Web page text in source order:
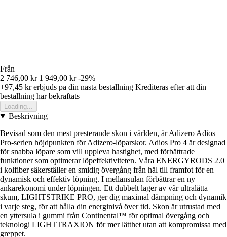
Från
2 746,00 kr 1 949,00 kr -29%
+97,45 krerbjuds pa din nasta bestallning Krediteras efter att din
bestallning har bekraftats
Loading...
Beskrivning
Bevisad som den mest presterande skon i världen, är Adizero Adios
Pro-serien höjdpunkten för Adizero-löparskor. Adios Pro 4 är designad
för snabba löpare som vill uppleva hastighet, med förbättrade
funktioner som optimerar löpeffektiviteten. Våra ENERGYRODS 2.0
i kolfiber säkerställer en smidig övergång från häl till framfot för en
dynamisk och effektiv löpning. I mellansulan förbättrar en ny
ankarekonomi under löpningen. Ett dubbelt lager av vår ultralätta
skum, LIGHTSTRIKE PRO, ger dig maximal dämpning och dynamik
i varje steg, för att hålla din energinivå över tid. Skon är utrustad med
en yttersula i gummi från Continental™ för optimal övergång och
teknologi LIGHTTRAXION för mer lätthet utan att kompromissa med
greppet.